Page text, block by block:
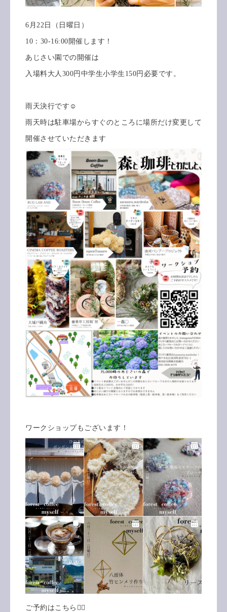
6月22日（日曜日）
10：30-16:00開催します！
あじさい園での開催は
入場料大人300円中学生小学生150円必要です。
雨天決行です☺️
雨天時は駐車場からすぐのところに場所だけ変更して
開催させていただきます
ワークショップもございます！
ご予約はこちら💁‍♀️